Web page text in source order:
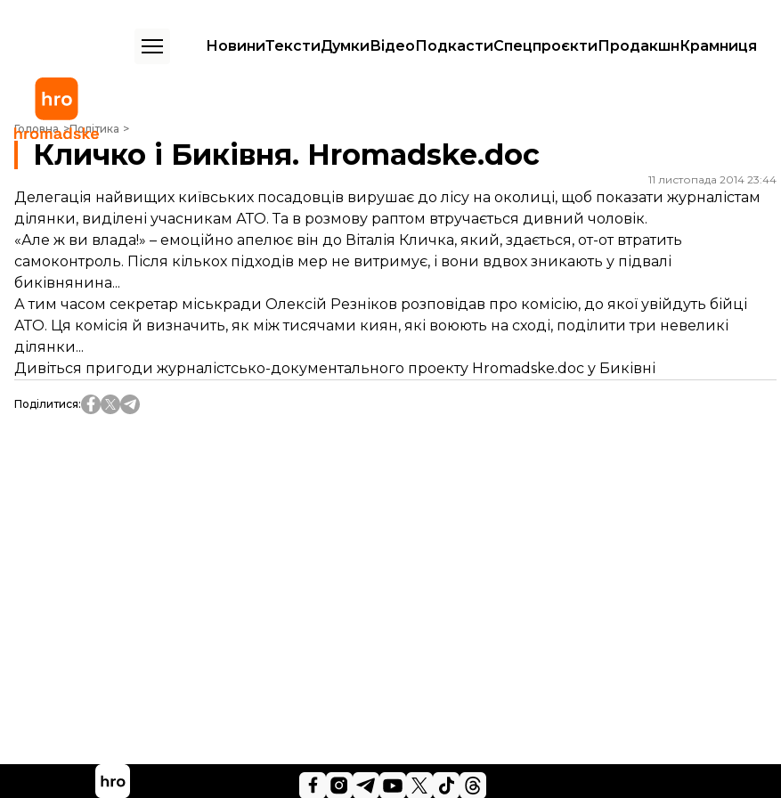
НовиниТекстиДумкиВідеоПодкастиСпецпроєктиПродакшнКрамниця
Головна Політика
Кличко і Биківня. Hromadske.doc
Кличко і Биківня. Hromadske.doc
11 листопада 2014 23:44
Делегація найвищих київських посадовців вирушає до лісу на околиці, щоб показати журналістам
ділянки, виділені учасникам АТО. Та в розмову раптом втручається дивний чоловік.
«Але ж ви влада!» – емоційно апелює він до Віталія Кличка, який, здається, от-от втратить
самоконтроль. Після кількох підходів мер не витримує, і вони вдвох зникають у підвалі
биківнянина...
А тим часом секретар міськради Олексій Резніков розповідав про комісію, до якої увійдуть бійці
АТО. Ця комісія й визначить, як між тисячами киян, які воюють на сході, поділити три невеликі
ділянки...
Дивіться пригоди журналістсько-документального проекту Hromadske.doc у Биківні
Поділитися: